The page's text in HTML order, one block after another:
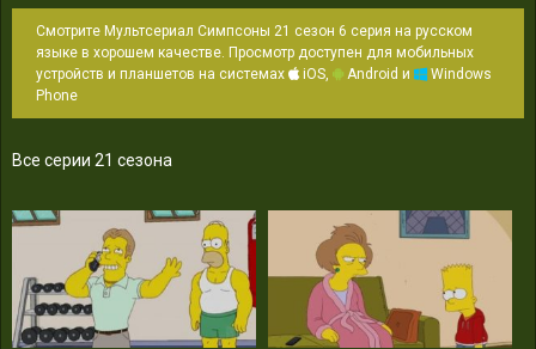
Смотрите Мультсериал Симпсоны 21 сезон 6 серия на русском
языке в хорошем качестве. Просмотр доступен для мобильных
устройств и планшетов на системах
iOS, Android и
Windows
Phone
Все серии 21 сезона